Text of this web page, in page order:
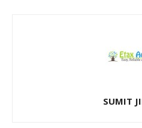
SUMIT